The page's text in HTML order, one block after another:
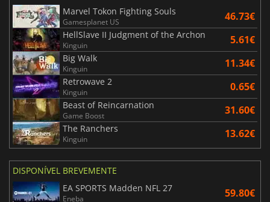
Marvel Tokon Fighting Souls
Gamesplanet US 46.73€
HellSlave II Judgment of the Archon
Kinguin 5.61€
Big Walk
Kinguin 11.34€
Retrowave 2
Kinguin 0.65€
Beast of Reincarnation
Game Boost 31.60€
The Ranchers
Kinguin 13.62€
DISPONÍVEL BREVEMENTE
EA SPORTS Madden NFL 27
Eneba 59.80€